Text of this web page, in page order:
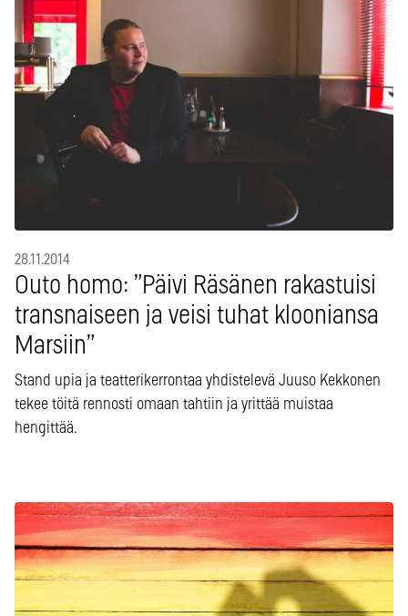
28.11.2014
Outo homo: ”Päivi Räsänen rakastuisi
transnaiseen ja veisi tuhat klooniansa
Marsiin”
Stand upia ja teatterikerrontaa yhdistelevä Juuso Kekkonen
tekee töitä rennosti omaan tahtiin ja yrittää muistaa
hengittää.